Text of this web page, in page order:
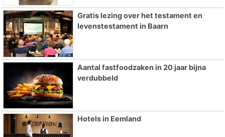
Gratis lezing over het testament en
levenstestament in Baarn
Aantal fastfoodzaken in 20 jaar bijna
verdubbeld
Hotels in Eemland